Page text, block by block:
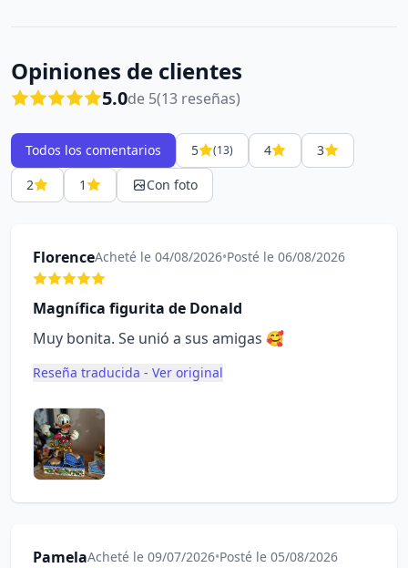
Opiniones de clientes
5.0de 5(13 reseñas)
Todos los comentarios 5 (13) 4
3
2
1 Con foto
FlorenceAcheté le 04/08/2026•Posté le 06/08/2026
Magnífica figurita de Donald
Muy bonita. Se unió a sus amigas 🥰
Reseña traducida - Ver original
PamelaAcheté le 09/07/2026•Posté le 05/08/2026